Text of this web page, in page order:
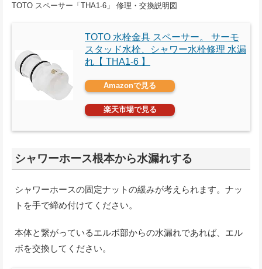
TOTO スペーサー「THA1-6」 修理・交換説明図
TOTO 水栓金具 スペーサー。 サーモ
スタッド水栓、シャワー水栓修理 水漏
れ【 THA1-6 】
Amazonで見る
楽天市場で見る
シャワーホース根本から水漏れする
シャワーホースの固定ナットの緩みが考えられます。ナッ
トを手で締め付けてください。
本体と繋がっているエルボ部からの水漏れであれば、エル
ボを交換してください。